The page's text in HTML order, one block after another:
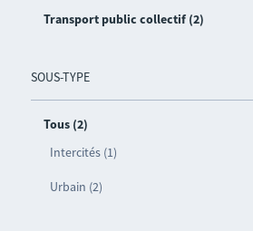
Transport public collectif (2)
SOUS-TYPE
Tous (2)
Intercités (1)
Urbain (2)